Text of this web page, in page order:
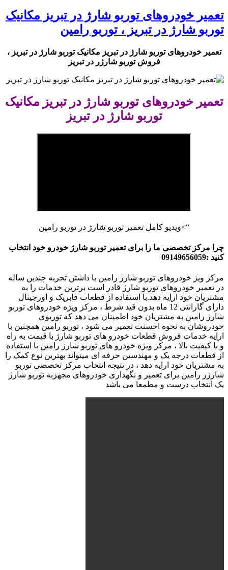
تعمیر خودروهای توربو شارژ در تبریز مکانیک
توربو شارژ در تبریز ، توربو رامین
تعمیر خودروهای توربو شارژ در تبریز مکانیک توربو شارژ در تبریز ،
فروش توربو شارژر در تبریز
تعمیر خودروهای توربو شارژ در تبریز مکانیک
توربو شارژ در تبریز
“>ویدیو کامل تعمیر توربو شارژ در توربو رامین
چرا مرکز تخصصی ما را برای تعمیر توربو شارژ خودرو خود انتخاب
کنید :09149656059
مرکز ویژ خودروهای توربو شارژ رامین با داشتن تجربه چندین ساله
در تعمیر خودروهای توربو شارژ قادر است برترین خدمات را به
مشتریان خود اراِیه دهد.با استفاده از قطعات فابریک و اورجینال
دارای گارانتی 12 ماه بدون قید شرط ، مرکز ویژه خودروهای توربو
شارژ رامین به مشتریان خود اطمینان می دهد که توربوی
خودروشان به نحوه احسنت تعمیر می شود ، توربو رامین همچنین با
اراِیه خدمات فروش قطعات خودرو های توربو شارژ با قیمت به راه
و با کیفیت بالا ، مرکز ویژه خودرو های توربو شارژ رامین با استفاده
از قطعات درجه یک و مهندسین حرفه ای میتواند بهترین نوع کمک را
به مشتریان خود ارایه دهد ، در نتیجه انتخاب مرکز تخصصی توربو
شارژر رامین برای تعمیر و نگهداری خودروهای مجهزبه توربو شارژ
یک انتخاب درست و مطمعا می باشد